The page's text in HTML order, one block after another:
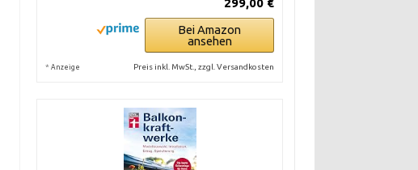
299,00 €
Bei Amazon
ansehen
* Anzeige Preis inkl. MwSt., zzgl. Versandkosten